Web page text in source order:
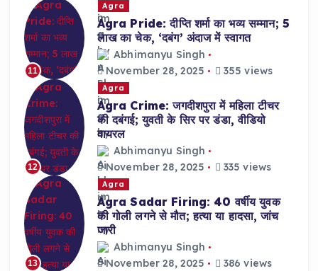
11
Agra
Agra Pride: दीप्ति शर्मा का भव्य सम्मान; 5
लाख का चेक, ‘दबंग’ अंदाज में स्वागत
Abhimanyu Singh
November 28, 2025
355 views
12
Agra
Agra Crime: जगदीशपुरा में महिला टीचर
की दबंगई; युवती के सिर पर डंडा, वीडियो
वायरल
Abhimanyu Singh
November 28, 2025
335 views
13
Agra
Agra Sadar Firing: 40 वर्षीय युवक
की गोली लगने से मौत; हत्या या हादसा, जांच
जारी
Abhimanyu Singh
November 28, 2025
386 views